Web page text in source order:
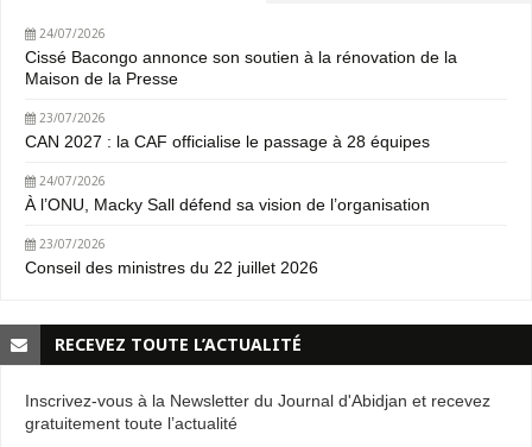
24/07/2026
Cissé Bacongo annonce son soutien à la rénovation de la
Maison de la Presse
23/07/2026
CAN 2027 : la CAF officialise le passage à 28 équipes
24/07/2026
À l’ONU, Macky Sall défend sa vision de l’organisation
23/07/2026
Conseil des ministres du 22 juillet 2026
RECEVEZ TOUTE L’ACTUALITÉ
Inscrivez-vous à la Newsletter du Journal d'Abidjan et recevez
gratuitement toute l’actualité